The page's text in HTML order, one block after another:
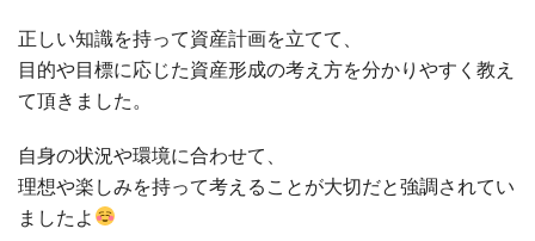
正しい知識を持って資産計画を立てて、
目的や目標に応じた資産形成の考え方を分かりやすく教え
て頂きました。
自身の状況や環境に合わせて、
理想や楽しみを持って考えることが大切だと強調されてい
ましたよ